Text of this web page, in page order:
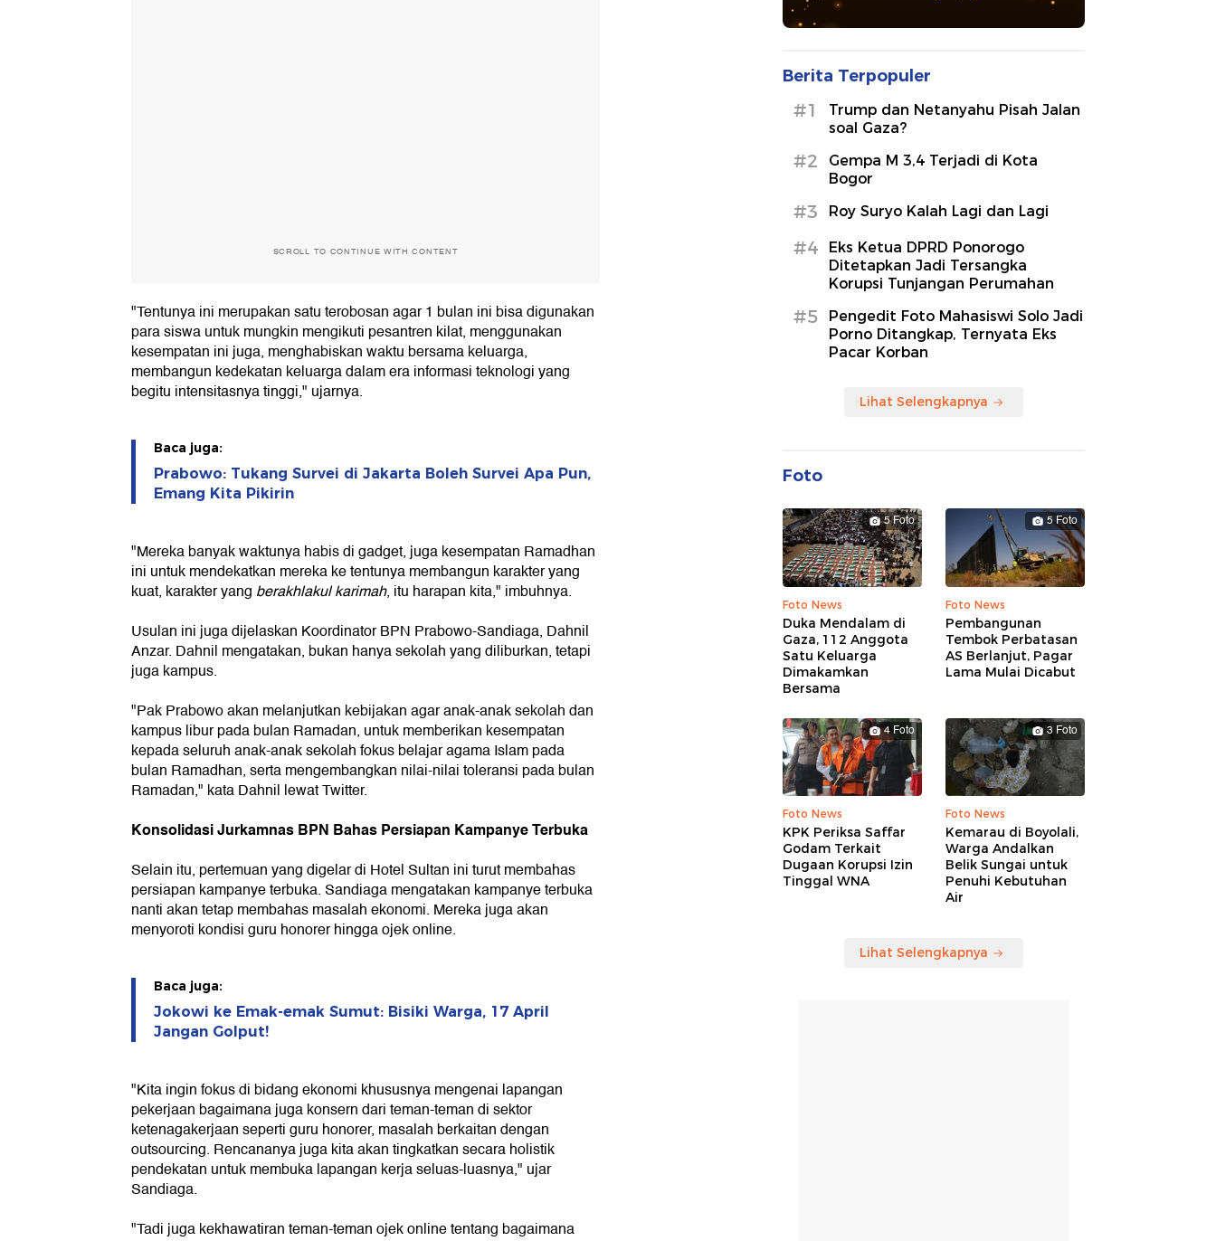
SCROLL TO CONTINUE WITH CONTENT
"Tentunya ini merupakan satu terobosan agar 1 bulan ini bisa digunakan
para siswa untuk mungkin mengikuti pesantren kilat, menggunakan
kesempatan ini juga, menghabiskan waktu bersama keluarga,
membangun kedekatan keluarga dalam era informasi teknologi yang
begitu intensitasnya tinggi," ujarnya.
Baca juga:
Prabowo: Tukang Survei di Jakarta Boleh Survei Apa Pun,
Emang Kita Pikirin
"Mereka banyak waktunya habis di gadget, juga kesempatan Ramadhan
ini untuk mendekatkan mereka ke tentunya membangun karakter yang
kuat, karakter yang berakhlakul karimah, itu harapan kita," imbuhnya.
Usulan ini juga dijelaskan Koordinator BPN Prabowo-Sandiaga, Dahnil
Anzar. Dahnil mengatakan, bukan hanya sekolah yang diliburkan, tetapi
juga kampus.
"Pak Prabowo akan melanjutkan kebijakan agar anak-anak sekolah dan
kampus libur pada bulan Ramadan, untuk memberikan kesempatan
kepada seluruh anak-anak sekolah fokus belajar agama Islam pada
bulan Ramadhan, serta mengembangkan nilai-nilai toleransi pada bulan
Ramadan," kata Dahnil lewat Twitter.
Konsolidasi Jurkamnas BPN Bahas Persiapan Kampanye Terbuka
Selain itu, pertemuan yang digelar di Hotel Sultan ini turut membahas
persiapan kampanye terbuka. Sandiaga mengatakan kampanye terbuka
nanti akan tetap membahas masalah ekonomi. Mereka juga akan
menyoroti kondisi guru honorer hingga ojek online.
Baca juga:
Jokowi ke Emak-emak Sumut: Bisiki Warga, 17 April
Jangan Golput!
"Kita ingin fokus di bidang ekonomi khususnya mengenai lapangan
pekerjaan bagaimana juga konsern dari teman-teman di sektor
ketenagakerjaan seperti guru honorer, masalah berkaitan dengan
outsourcing. Rencananya juga kita akan tingkatkan secara holistik
pendekatan untuk membuka lapangan kerja seluas-luasnya," ujar
Sandiaga.
"Tadi juga kekhawatiran teman-teman ojek online tentang bagaimana
Berita Terpopuler
#1
Trump dan Netanyahu Pisah Jalan
soal Gaza?
#2
Gempa M 3,4 Terjadi di Kota
Bogor
#3 Roy Suryo Kalah Lagi dan Lagi
#4
Eks Ketua DPRD Ponorogo
Ditetapkan Jadi Tersangka
Korupsi Tunjangan Perumahan
#5
Pengedit Foto Mahasiswi Solo Jadi
Porno Ditangkap, Ternyata Eks
Pacar Korban
Lihat Selengkapnya
Foto
5 Foto
Foto News
Duka Mendalam di
Gaza, 112 Anggota
Satu Keluarga
Dimakamkan
Bersama
5 Foto
Foto News
Pembangunan
Tembok Perbatasan
AS Berlanjut, Pagar
Lama Mulai Dicabut
4 Foto
Foto News
KPK Periksa Saffar
Godam Terkait
Dugaan Korupsi Izin
Tinggal WNA
3 Foto
Foto News
Kemarau di Boyolali,
Warga Andalkan
Belik Sungai untuk
Penuhi Kebutuhan
Air
Lihat Selengkapnya